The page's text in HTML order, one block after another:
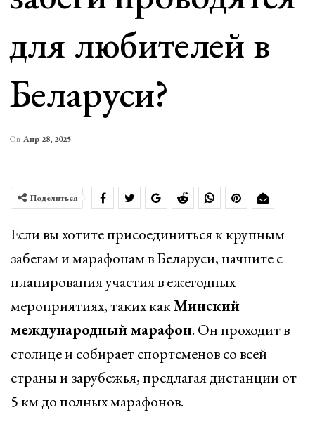
для любителей в
Беларуси?
On Апр 28, 2025
Поделиться
Если вы хотите присоединиться к крупным
забегам и марафонам в Беларуси, начните с
планирования участия в ежегодных
мероприятиях, таких какМинский
международный марафон. Он проходит в
столице и собирает спортсменов со всей
страны и зарубежья, предлагая дистанции от
5 км до полных марафонов.